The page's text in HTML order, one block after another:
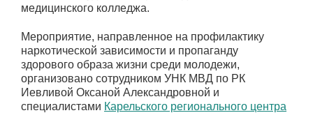
медицинского колледжа.
Мероприятие, направленное на профилактику
наркотической зависимости и пропаганду
здорового образа жизни среди молодежи,
организовано сотрудником УНК МВД по РК
Иевливой Оксаной Александровной и
специалистами Карельского регионального центра